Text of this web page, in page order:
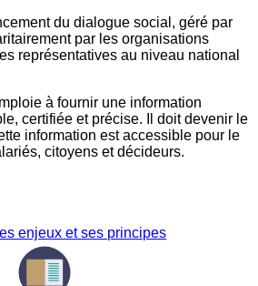
du dialogue social, géré par
par les organisations
représentatives au niveau national
à fournir une information
certifiée et précise. Il doit devenir le
information est accessible pour le
citoyens et décideurs.
enjeux et ses principes